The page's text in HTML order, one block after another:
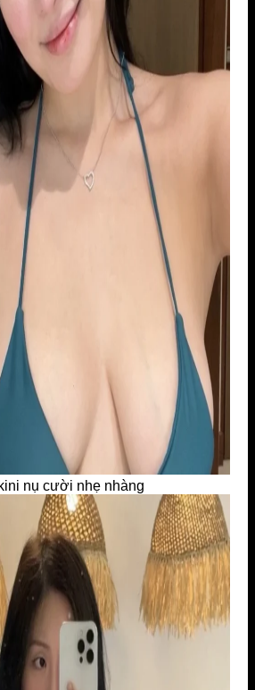
nụ cười nhẹ nhàng